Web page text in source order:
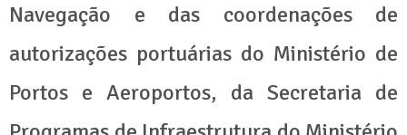
Navegação e das coordenações de
autorizações portuárias do Ministério de
Portos e Aeroportos, da Secretaria de